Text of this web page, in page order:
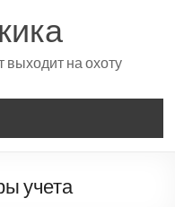
на охоту
учета